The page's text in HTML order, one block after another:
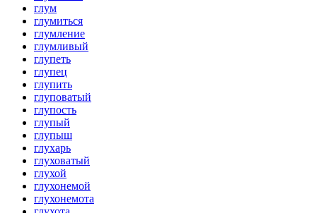
глум
глумиться
глумление
глумливый
глупеть
глупец
глупить
глуповатый
глупость
глупый
глупыш
глухарь
глуховатый
глухой
глухонемой
глухонемота